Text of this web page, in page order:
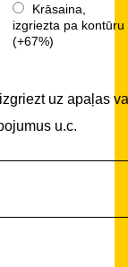
Krāsaina,
izgriezta pa kontūru
(+67%)
uz apaļas
u.c.